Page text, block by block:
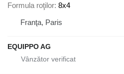
Formula roţilor 8x4
Franţa, Paris
EQUIPPO AG